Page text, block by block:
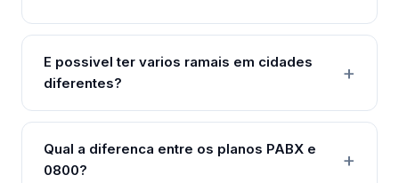
E possivel ter varios ramais em cidades
diferentes?
Qual a diferenca entre os planos PABX e
0800?